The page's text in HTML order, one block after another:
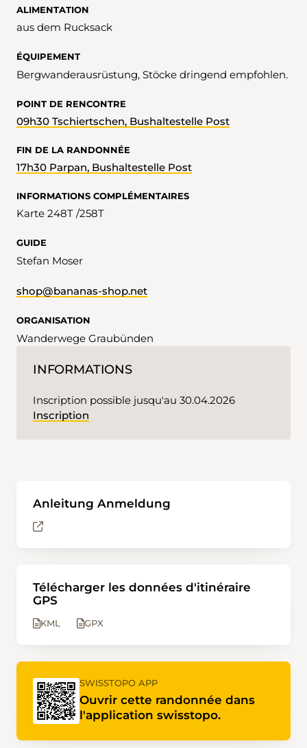
ALIMENTATION
aus dem Rucksack
ÉQUIPEMENT
Bergwanderausrüstung, Stöcke dringend empfohlen.
POINT DE RENCONTRE
09h30 Tschiertschen, Bushaltestelle Post
FIN DE LA RANDONNÉE
17h30 Parpan, Bushaltestelle Post
INFORMATIONS COMPLÉMENTAIRES
Karte 248T /258T
GUIDE
Stefan Moser
shop@bananas-shop.net
ORGANISATION
Wanderwege Graubünden
INFORMATIONS
Inscription possible jusqu'au 30.04.2026
Inscription
Anleitung Anmeldung
Télécharger les données d'itinéraire
GPS
KML GPX
SWISSTOPO APP
Ouvrir cette randonnée dans
l'application swisstopo.